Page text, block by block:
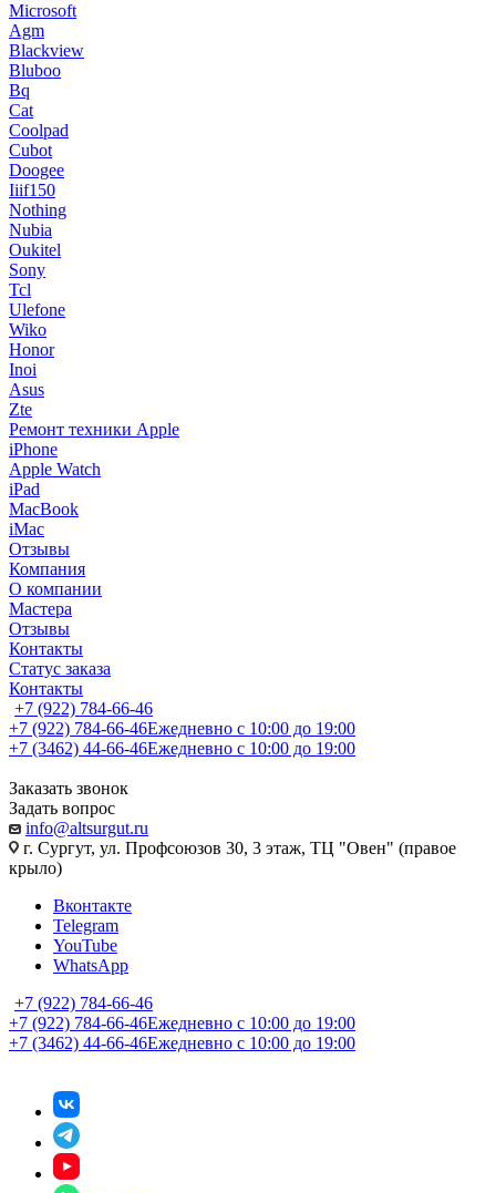
Microsoft
Agm
Blackview
Bluboo
Bq
Cat
Coolpad
Cubot
Doogee
Iiif150
Nothing
Nubia
Oukitel
Sony
Tcl
Ulefone
Wiko
Honor
Inoi
Asus
Zte
Ремонт техники Apple
iPhone
Apple Watch
iPad
MacBook
iMac
Отзывы
Компания
О компании
Мастера
Отзывы
Контакты
Статус заказа
Контакты
+7 (922) 784-66-46
+7 (922) 784-66-46Ежедневно с 10:00 до 19:00
+7 (3462) 44-66-46Ежедневно с 10:00 до 19:00
Заказать звонок
Задать вопрос
info@altsurgut.ru
г. Сургут, ул. Профсоюзов 30, 3 этаж, ТЦ "Овен" (правое
крыло)
Вконтакте
Telegram
YouTube
WhatsApp
+7 (922) 784-66-46
+7 (922) 784-66-46Ежедневно с 10:00 до 19:00
+7 (3462) 44-66-46Ежедневно с 10:00 до 19:00